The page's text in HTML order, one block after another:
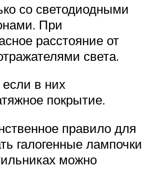
со светодиодными
При
расстояние от
света.
в них
покрытие.
правило для
галогенные лампочки
можно